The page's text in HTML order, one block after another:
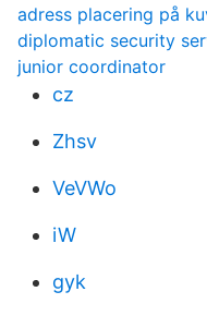
adress placering på
diplomatic security
junior coordinator
cz
Zhsv
VeVWo
iW
gyk